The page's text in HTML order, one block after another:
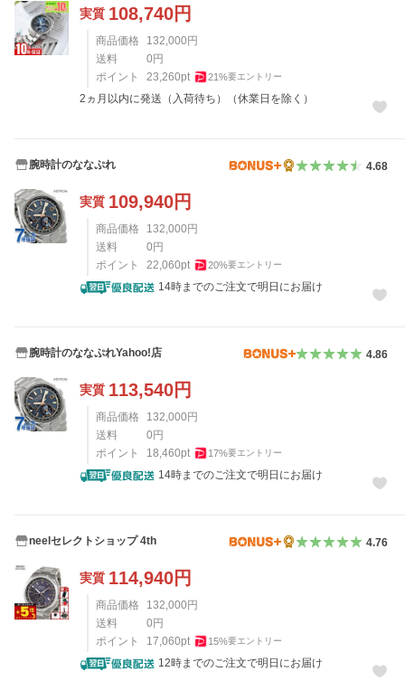
実質 108,740円
商品価格 132,000円
送料
0円
ポイント
23,260pt 21%要エントリー
2ヵ月以内に発送（入荷待ち）（休業日を除く）
腕時計のななぷれ 4.68
実質 109,940円
商品価格 132,000円
送料
0円
ポイント
22,060pt 20%要エントリー
14時までのご注文で明日にお届け
腕時計のななぷれYahoo!店 4.86
実質 113,540円
商品価格 132,000円
送料
0円
ポイント
18,460pt 17%要エントリー
14時までのご注文で明日にお届け
neelセレクトショップ 4th 4.76
実質 114,940円
商品価格 132,000円
送料
0円
ポイント
17,060pt 15%要エントリー
12時までのご注文で明日にお届け